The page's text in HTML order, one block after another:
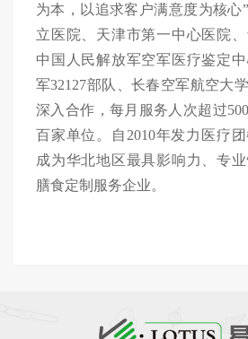
为本，以追求客户满意度为核心”
立医院、天津市第一中心医院、
中国人民解放军空军医疗鉴定
军32127部队、长春空军航空大
深入合作， 每月 服务 人次超过
百家单位。
自 2010年发力 医疗
成为华北地区最具影响力、专
膳食定制服务企业。